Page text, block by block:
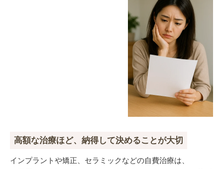
高額な治療ほど、納得して決めることが大切
インプラントや矯正、セラミックなどの自費治療は、